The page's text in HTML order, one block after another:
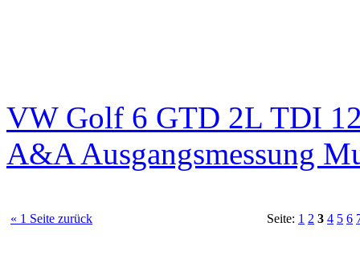
VW Golf 6 GTD 2L TDI
A&A Ausgangsmessung
« 1 Seite zurück Seite: 1 2 3 4 5 6